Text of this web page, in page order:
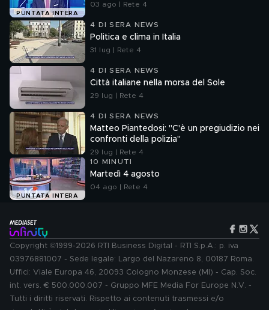
PUNTATA INTERA
03 ago | Rete 4
4 DI SERA NEWS
Politica e clima in Italia
31 lug | Rete 4
4 DI SERA NEWS
Città italiane nella morsa del Sole
29 lug | Rete 4
4 DI SERA NEWS
Matteo Piantedosi: "C'è un pregiudizio nei
confronti della polizia"
29 lug | Rete 4
PUNTATA INTERA
10 MINUTI
Martedì 4 agosto
04 ago | Rete 4
Copyright ©1999-2026 RTI Business Digital - RTI S.p.A.: p. iva
03976881007 - Sede legale: Largo del Nazareno 8, 00187 Roma.
Uffici: Viale Europa 46, 20093 Cologno Monzese (MI) - Cap. Soc.
int. vers. € 500.000.007 - Gruppo MFE Media For Europe N.V. -
Tutti i diritti riservati. Rispetto ai contenuti trasmessi e/o